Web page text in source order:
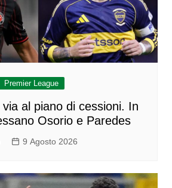
Premier League
al piano di cessioni. In
Osorio e Paredes
9 Agosto 2026